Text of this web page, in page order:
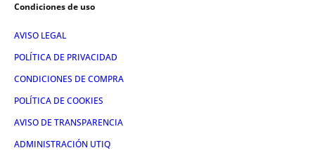
Condiciones de uso
AVISO LEGAL
POLÍTICA DE PRIVACIDAD
CONDICIONES DE COMPRA
POLÍTICA DE COOKIES
AVISO DE TRANSPARENCIA
ADMINISTRACIÓN UTIQ